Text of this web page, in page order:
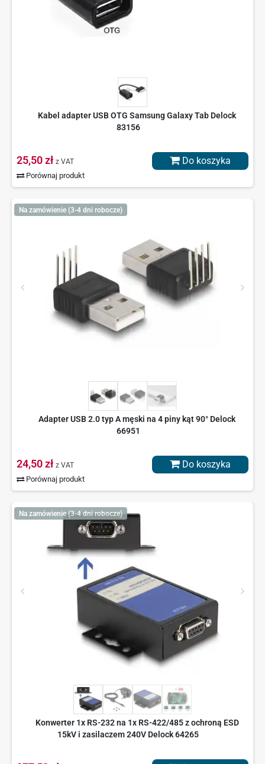
Kabel adapter USB OTG Samsung Galaxy Tab Delock
83156
25,50 zł z VAT
Porównaj produkt
Do koszyka
Na zamówienie (3-4 dni robocze)
Adapter USB 2.0 typ A męski na 4 piny kąt 90° Delock
66951
24,50 zł z VAT
Porównaj produkt
Do koszyka
Na zamówienie (3-4 dni robocze)
Konwerter 1x RS-232 na 1x RS-422/485 z ochroną ESD
15kV i zasilaczem 240V Delock 64265